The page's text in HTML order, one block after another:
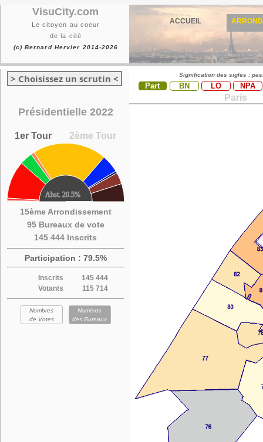
VisuCity.com
Le citoyen au coeur
de la cité
(c) Bernard Hervier 2014-2026
ACCUEIL
> Choisissez un scrutin <
Présidentielle 2022
1er Tour 2ème Tour
15ème Arrondissement
95 Bureaux de vote
145 444 Inscrits
Participation : 79.5%
Inscrits
145 444
Votants
115 714
Nombres
de Votes
Numéros
des Bureaux
Signification des sigles :
Part BN LO NPA
Paris